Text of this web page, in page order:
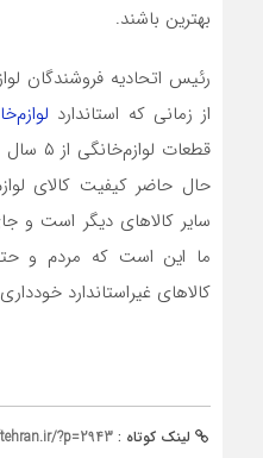
بهترین باشند.
رئیس اتحادیه فروشندگان
از زمانی که استاندارد
حال حاضر کیفیت کالای
سایر کالاهای دیگر است
ما این است که مردم و
کالاهای غیر‌استاندارد
لینک کوتاه : ?p=2943